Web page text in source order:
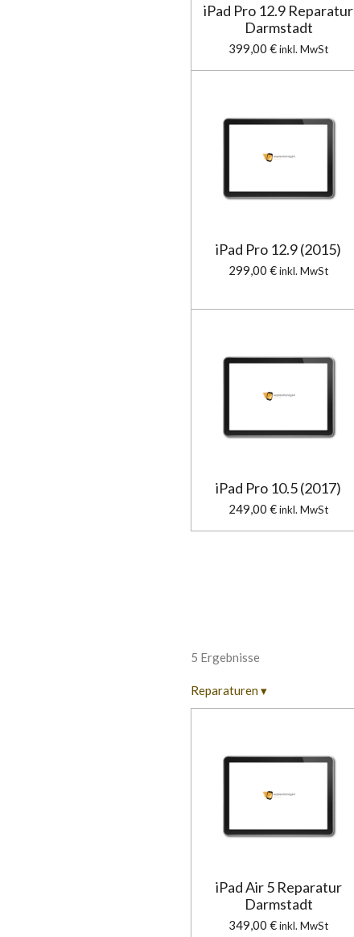
iPad Pro 12.9 Reparatur
Darmstadt
399,00 €inkl. MwSt
iPad Pro 12.9 (2015)
299,00 €inkl. MwSt
iPad Pro 10.5 (2017)
249,00 €inkl. MwSt
5 Ergebnisse
Reparaturen▾
iPad Air 5 Reparatur
Darmstadt
349,00 €inkl. MwSt